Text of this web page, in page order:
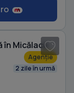
în Micălaca
Agenție
2 zile în urmă